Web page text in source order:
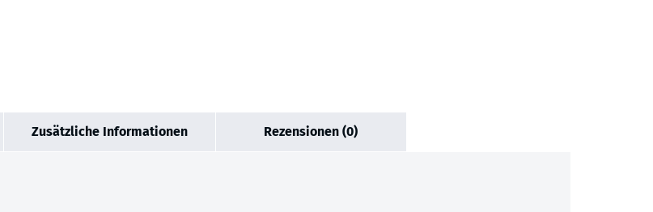
Zusätzliche Informationen Rezensionen (0)